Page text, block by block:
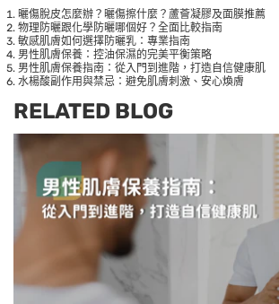
曬傷脫皮怎麼辦？曬傷擦什麼？蘆薈凝膠及面膜推薦
物理防曬跟化學防曬哪個好？全面比較指南
敏感肌膚如何選擇防曬乳：專業指南
男性肌膚保養：控油保濕的完美平衡策略
男性肌膚保養指南：從入門到進階，打造自信健康肌
水楊酸副作用與禁忌：避免肌膚刺激、安心煥膚
RELATED BLOG